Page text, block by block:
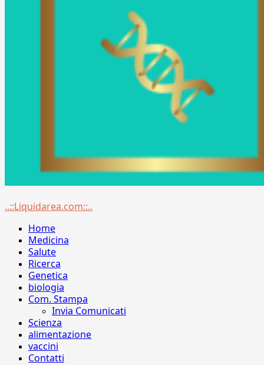
Menu
..::Liquidarea.com::..
Home
Medicina
Salute
Ricerca
Genetica
biologia
Com. Stampa
Invia Comunicati
Scienza
alimentazione
vaccini
Contatti